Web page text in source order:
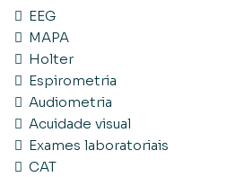
EEG
MAPA
Holter
Espirometria
Audiometria
Acuidade visual
Exames laboratoriais
CAT